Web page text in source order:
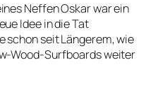
Neffen Oskar war ein
Idee in die Tat
schon seit Längerem, wie
Wood-Surfboards weiter